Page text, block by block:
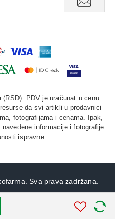
PDV je uračunat u cenu.
da svi artikli u prodavnici
fotografijama i cenama. Ipak,
informacije i fotografije
ispravne.
Sva prava zadržana.